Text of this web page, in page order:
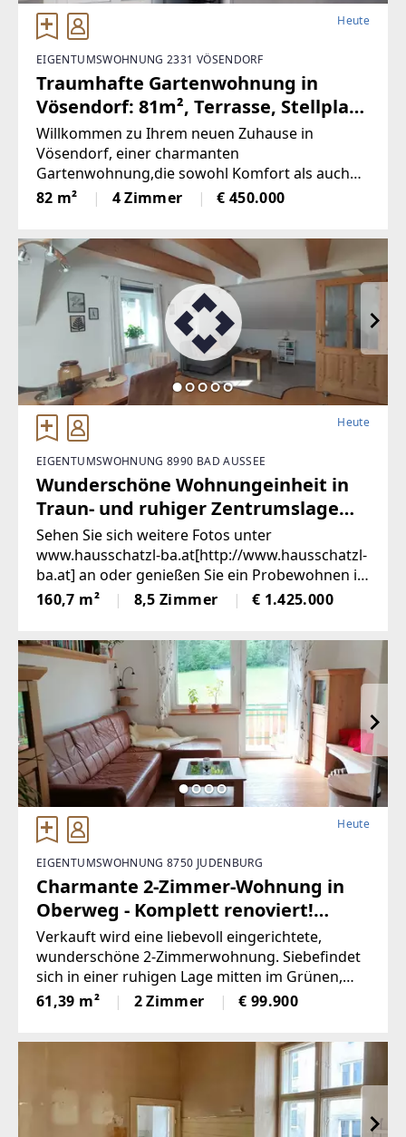
Heute
EIGENTUMSWOHNUNG 2331 VÖSENDORF
Traumhafte Gartenwohnung in
Vösendorf: 81m², Terrasse, Stellplatz
und sitzen in Grünen!
(Provisionsfrei)
Willkommen zu Ihrem neuen Zuhause in
Vösendorf, einer charmanten
Gartenwohnung,die sowohl Komfort als auch
Lebensqualität bietet. Diese gepflegte Wohnung
miteiner großzügigen Fläche von 81,77 m² ist
82 m² 4 Zimmer € 450.000
Heute
EIGENTUMSWOHNUNG 8990 BAD AUSSEE
Wunderschöne Wohnungeinheit in
Traun- und ruhiger Zentrumslage
von Bad Aussee (Provisionsfrei)
Sehen Sie sich weitere Fotos unter
www.hausschatzl-ba.at[http://www.hausschatzl-
ba.at] an oder genießen Sie ein Probewohnen in
denaktuell als Ferienwohnungen vermieteten
Wohneinheiten.Entdecken Sie diese charmante,
160,7 m² 8,5 Zimmer € 1.425.000
Heute
EIGENTUMSWOHNUNG 8750 JUDENBURG
Charmante 2-Zimmer-Wohnung in
Oberweg - Komplett renoviert!
(Provisionsfrei)
Verkauft wird eine liebevoll eingerichtete,
wunderschöne 2-Zimmerwohnung. Siebefindet
sich in einer ruhigen Lage mitten im Grünen,
zugleich liegt sie nah amZentrum. Die Wohnung
befindet sich im 1. Stock eines
61,39 m² 2 Zimmer € 99.900